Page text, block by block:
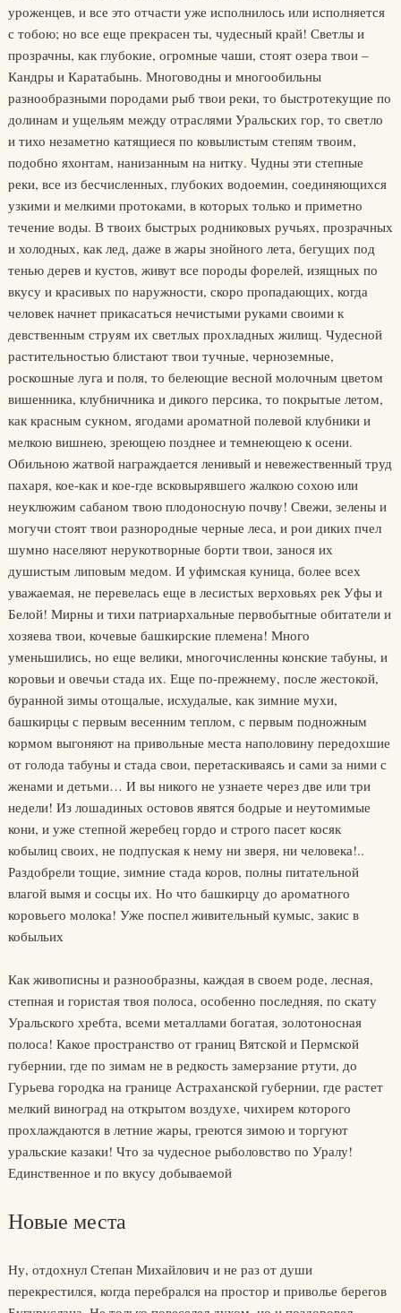
уроженцев, и все это отчасти уже исполнилось или исполняется
с тобою; но все еще прекрасен ты, чудесный край! Светлы и
прозрачны, как глубокие, огромные чаши, стоят озера твои –
Кандры и Каратабынь. Многоводны и многообильны
разнообразными породами рыб твои реки, то быстротекущие по
долинам и ущельям между отраслями Уральских гор, то светло
и тихо незаметно катящиеся по ковылистым степям твоим,
подобно яхонтам, нанизанным на нитку. Чудны эти степные
реки, все из бесчисленных, глубоких водоемин, соединяющихся
узкими и мелкими протоками, в которых только и приметно
течение воды. В твоих быстрых родниковых ручьях, прозрачных
и холодных, как лед, даже в жары знойного лета, бегущих под
тенью дерев и кустов, живут все породы форелей, изящных по
вкусу и красивых по наружности, скоро пропадающих, когда
человек начнет прикасаться нечистыми руками своими к
девственным струям их светлых прохладных жилищ. Чудесной
растительностью блистают твои тучные, черноземные,
роскошные луга и поля, то белеющие весной молочным цветом
вишенника, клубничника и дикого персика, то покрытые летом,
как красным сукном, ягодами ароматной полевой клубники и
мелкою вишнею, зреющею позднее и темнеющею к осени.
Обильною жатвой награждается ленивый и невежественный труд
пахаря, кое-как и кое-где всковырявшего жалкою сохою или
неуклюжим сабаном твою плодоносную почву! Свежи, зелены и
могучи стоят твои разнородные черные леса, и рои диких пчел
шумно населяют нерукотворные борти твои, занося их
душистым липовым медом. И уфимская куница, более всех
уважаемая, не перевелась еще в лесистых верховьях рек Уфы и
Белой! Мирны и тихи патриархальные первобытные обитатели и
хозяева твои, кочевые башкирские племена! Много
уменьшились, но еще велики, многочисленны конские табуны, и
коровьи и овечьи стада их. Еще по-прежнему, после жестокой,
буранной зимы отощалые, исхудалые, как зимние мухи,
башкирцы с первым весенним теплом, с первым подножным
кормом выгоняют на привольные места наполовину передохшие
от голода табуны и стада свои, перетаскиваясь и сами за ними с
женами и детьми… И вы никого не узнаете через две или три
недели! Из лошадиных остовов явятся бодрые и неутомимые
кони, и уже степной жеребец гордо и строго пасет косяк
кобылиц своих, не подпуская к нему ни зверя, ни человека!..
Раздобрели тощие, зимние стада коров, полны питательной
влагой вымя и сосцы их. Но что башкирцу до ароматного
коровьего молока! Уже поспел живительный кумыс, закис в
кобыльих
Как живописны и разнообразны, каждая в своем роде, лесная,
степная и гористая твоя полоса, особенно последняя, по скату
Уральского хребта, всеми металлами богатая, золотоносная
полоса! Какое пространство от границ Вятской и Пермской
губернии, где по зимам не в редкость замерзание ртути, до
Гурьева городка на границе Астраханской губернии, где растет
мелкий виноград на открытом воздухе, чихирем которого
прохлаждаются в летние жары, греются зимою и торгуют
уральские казаки! Что за чудесное рыболовство по Уралу!
Единственное и по вкусу добываемой
Новые места
Ну, отдохнул Степан Михайлович и не раз от души
перекрестился, когда перебрался на простор и приволье берегов